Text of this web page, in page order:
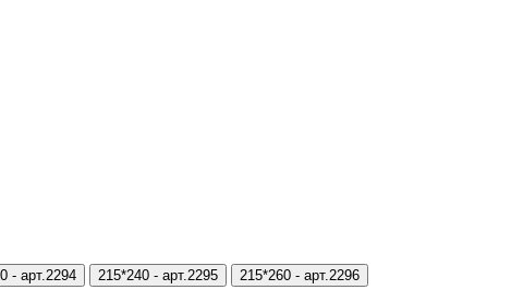
- арт.2294 215*240 - арт.2295 215*260 - арт.2296